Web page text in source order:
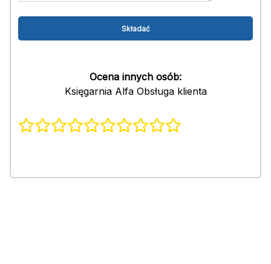
Ocena innych osób:
Księgarnia Alfa Obsługa klienta